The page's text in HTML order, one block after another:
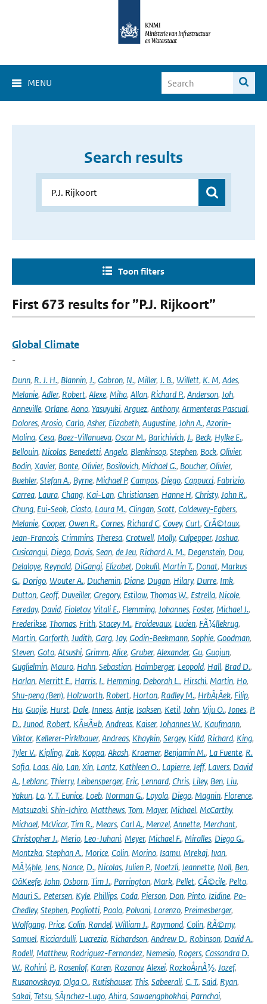
MENU
Search results
Toon filters
First 673 results for ”P.J. Rijkoort”
Global Climate
-
Dunn, R. J. H., Blannin, J., Gobron, N., Miller, J. B., Willett, K. M, Ades,
Melanie, Adler, Robert, Alexe, Miha, Allan, Richard P., Anderson, Joh,
Anneville, Orlane, Aono, Yasuyuki, Arguez, Anthony, Armenteras Pascual,
Dolores, Arosio, Carlo, Asher, Elizabeth, Augustine, John A., Azorin-
Molina, Cesa, Baez-Villanueva, Oscar M., Barichivich, J., Beck, Hylke E.,
Bellouin, Nicolas, Benedetti, Angela, Blenkinsop, Stephen, Bock, Olivier,
Bodin, Xavier, Bonte, Olivier, Bosilovich, Michael G., Boucher, Olivier,
Buehler, Stefan A., Byrne, Michael P, Campos, Diego, Cappucci, Fabrizio,
Carrea, Laura, Chang, Kai-Lan, Christiansen, Hanne H, Christy, John R.,
Chung, Eui-Seok, Ciasto, Laura M., Clingan, Scott, Coldewey-Egbers,
Melanie, Cooper, Owen R., Cornes, Richard C, Covey, Curt, CrÃ©taux,
Jean-Francois, Crimmins, Theresa, Crotwell, Molly, Culpepper, Joshua,
Cusicanqui, Diego, Davis, Sean, de Jeu, Richard A. M., Degenstein, Dou,
Delaloye, Reynald, DiGangi, Elizabet, Dokulil, Martin T., Donat, Markus
G., Dorigo, Wouter A., Duchemin, Diane, Dugan, Hilary, Durre, Imk,
Dutton, Geoff, Duveiller, Gregory, Estilow, Thomas W., Estrella, Nicole,
Fereday, David, Fioletov, Vitali E., Flemming, Johannes, Foster, Michael J.,
Frederikse, Thomas, Frith, Stacey M., Froidevaux, Lucien, FÃ¼llekrug,
Martin, Garforth, Judith, Garg, Jay, Godin-Beekmann, Sophie, Goodman,
Steven, Goto, Atsushi, Grimm, Alice, Gruber, Alexander, Gu, Guojun,
Guglielmin, Mauro, Hahn, Sebastian, Haimberger, Leopold, Hall, Brad D.,
Harlan, Merritt E., Harris, I., Hemming, Deborah L., Hirschi, Martin, Ho,
Shu-peng (Ben), Holzworth, Robert, Horton, Radley M., HrbÃ¡Äek, Filip,
Hu, Guojie, Hurst, Dale, Inness, Antje, Isaksen, Ketil, John, Viju O., Jones, P.
D., Junod, Robert, KÃ¤Ã¤b, Andreas, Kaiser, Johannes W., Kaufmann,
Viktor, Kellerer-Pirklbauer, Andreas, Khaykin, Sergey, Kidd, Richard, King,
Tyler V., Kipling, Zak, Koppa, Akash, Kraemer, Benjamin M., La Fuente, R.
Sofia, Laas, Alo, Lan, Xin, Lantz, Kathleen O., Lapierre, Jeff, Lavers, David
A., Leblanc, Thierry, Leibensperger, Eric, Lennard, Chris, Liley, Ben, Liu,
Yakun, Lo, Y. T. Eunice, Loeb, Norman G., Loyola, Diego, Magnin, Florence,
Matsuzaki, Shin-Ichiro, Matthews, Tom, Mayer, Michael, McCarthy,
Michael, McVicar, Tim R., Mears, Carl A., Menzel, Annette, Merchant,
Christopher J., Merio, Leo-Juhani, Meyer, Michael F., Miralles, Diego G.,
Montzka, Stephan A., Morice, Colin, Morino, Isamu, Mrekaj, Ivan,
MÃ¼hle, Jens, Nance, D., Nicolas, Julien P., Noetzli, Jeannette, Noll, Ben,
OâKeefe, John, Osborn, Tim J., Parrington, Mark, Pellet, CÃ©cile, Pelto,
Mauri S., Petersen, Kyle, Phillips, Coda, Pierson, Don, Pinto, Izidine, Po-
Chedley, Stephen, Pogliotti, Paolo, Polvani, Lorenzo, Preimesberger,
Wolfgang, Price, Colin, Randel, William J., Raymond, Colin, RÃ©my,
Samuel, Ricciardulli, Lucrezia, Richardson, Andrew D., Robinson, David A.,
Rodell, Matthew, Rodriguez-Fernandez, Nemesio, Rogers, Cassandra D.
W., Rohini, P., Rosenlof, Karen, Rozanov, Alexei, RozkoÅ¡nÃ½, Jozef,
Rusanovskaya, Olga O., Rutishauser, This, Sabeerali, C. T., Said, Ryan,
Sakai, Tetsu, SÃ¡nchez-Lugo, Ahira, Sawaengphokhai, Parnchai,